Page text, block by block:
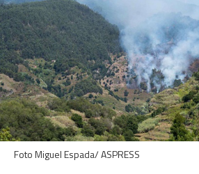
Foto Miguel Espada/ ASPRESS